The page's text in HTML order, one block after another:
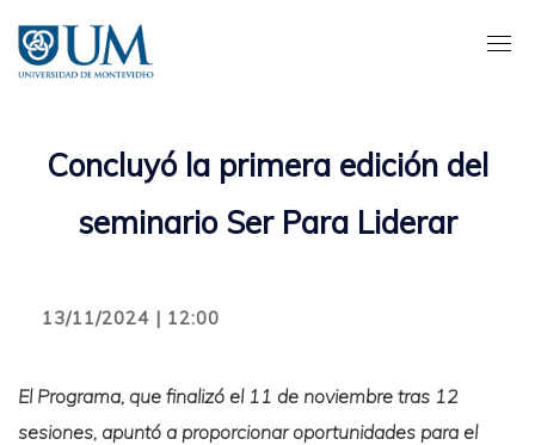
contenido
principal
Concluyó la primera edición del
seminario Ser Para Liderar
13/11/2024 | 12:00
El Programa, que finalizó el 11 de noviembre tras 12
sesiones, apuntó a proporcionar oportunidades para el